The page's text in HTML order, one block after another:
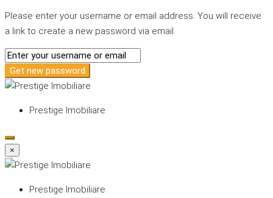
Please enter your username or email address. You will receive
a link to create a new password via email.
Get new password
Prestige Imobiliare
×
Prestige Imobiliare